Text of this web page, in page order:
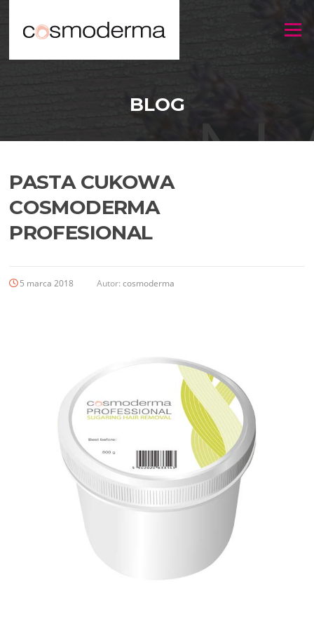
Menu
BLOG
PASTA CUKOWA
COSMODERMA
PROFESIONAL
5 marca 2018 Autor:cosmoderma